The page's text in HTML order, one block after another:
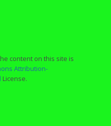
content on this site is
Attribution-
License.